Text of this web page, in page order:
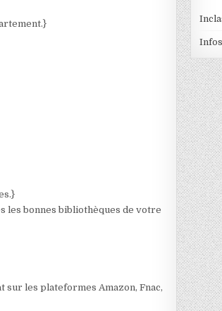
les bonnes bibliothèques de votre
sur les plateformes Amazon, Fnac,